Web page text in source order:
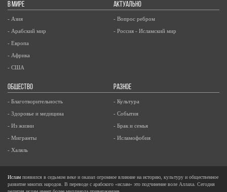
В МИРЕ
- Азия
- Арабский мир
- Европа
- Африка
- США
АКТУАЛЬНО
- Вопрос ребром
- Россия - Исламский мир
ОБЩЕСТВО
- Благотворительность
- Здоровье и медицина
- Из жизни
- Мигранты
- Халяль
РАЗНОЕ
- Культура
- События
- Брак и семья
- Исламофобия
Ислам появился в седьмом веке и оказал огромное влияние на историю, культуру и общественное
развитие многих народов. В переводе с арабского «ислам» это подчинение воле Аллаха. Сегодня